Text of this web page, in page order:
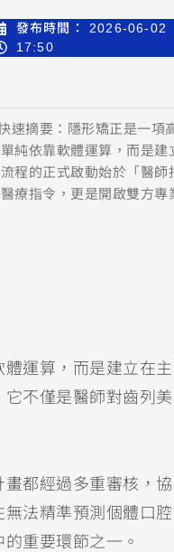
發布時間：
2026-06-02
17:50
速摘要：隱形矯正是一項
純依靠軟體運算，而是
程的正式啟動始於「醫
療指令，更是開啟雙方專
運算，而是建立在
不僅是醫師對齒列
都經過多重審核，
法精準預測個體口
重要環節之一。